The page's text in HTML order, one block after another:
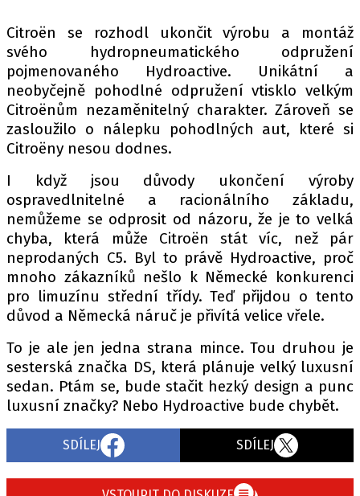
Z DOMOVA
ZE SVĚTA
MOTORSPORT
PIT LANE
FIA CEZ & POHÁRY
MEZINÁRODNÍ SCÉNA
SLEDUJTE NÁS NA|
Máte příběh, fotku nebo video?
ETICKÝ KODEX
KONTAKT
INZERCE
OSOBNÍ ÚDAJE / COOKIES
Citroën se rozhodl ukončit výrobu a montáž
svého hydropneumatického odpružení
pojmenovaného Hydroactive. Unikátní a
neobyčejně pohodlné odpružení vtisklo velkým
Citroënům nezaměnitelný charakter. Zároveň se
zasloužilo o nálepku pohodlných aut, které si
Citroëny nesou dodnes.
I když jsou důvody ukončení výroby
ospravedlnitelné a racionálního základu,
nemůžeme se odprosit od názoru, že je to velká
chyba, která může Citroën stát víc, než pár
neprodaných C5. Byl to právě Hydroactive, proč
mnoho zákazníků nešlo k Německé konkurenci
pro limuzínu střední třídy. Teď přijdou o tento
důvod a Německá náruč je přivítá velice vřele.
To je ale jen jedna strana mince. Tou druhou je
sesterská značka DS, která plánuje velký luxusní
sedan. Ptám se, bude stačit hezký design a punc
luxusní značky? Nebo Hydroactive bude chybět.
SDÍLEJ SDÍLEJ